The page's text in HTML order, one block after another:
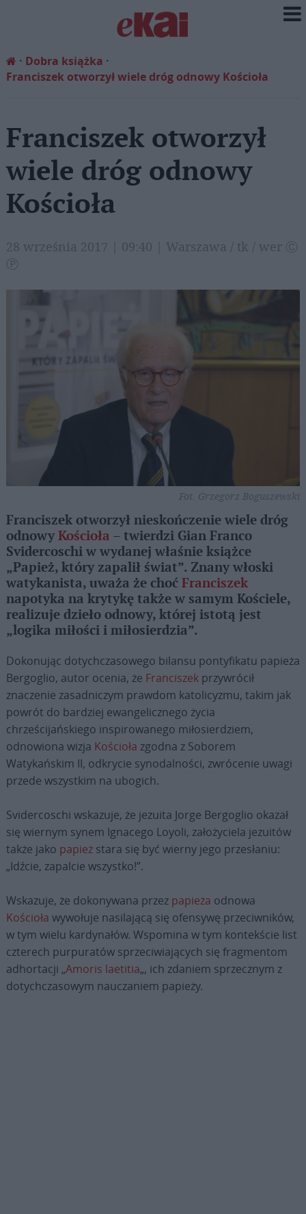
Dobra książka
Franciszek otworzył wiele dróg odnowy Kościoła
Franciszek otworzył
wiele dróg odnowy
Kościoła
28 września 2017 | 09:40 | Warszawa / tk / wer Ⓒ
Ⓟ
Fot. Grzegorz Boguszewski
Franciszek otworzył nieskończenie wiele dróg
odnowy Kościoła – twierdzi Gian Franco
Svidercoschi w wydanej właśnie książce
„Papież, który zapalił świat”. Znany włoski
watykanista, uważa że choć Franciszek
napotyka na krytykę także w samym Kościele,
realizuje dzieło odnowy, której istotą jest
„logika miłości i miłosierdzia”.
Dokonując dotychczasowego bilansu pontyfikatu papieża
Bergoglio, autor ocenia, że Franciszekprzywrócił
znaczenie zasadniczym prawdom katolicyzmu, takim jak
powrót do bardziej ewangelicznego życia
chrześcijańskiego inspirowanego miłosierdziem,
odnowiona wizja Kościoła zgodna z Soborem
Watykańskim II, odkrycie synodalności, zwrócenie uwagi
przede wszystkim na ubogich.
Svidercoschi wskazuje, że jezuita Jorge Bergoglio okazał
się wiernym synem Ignacego Loyoli, założyciela jezuitów
także jako papieżstara się być wierny jego przesłaniu:
„Idźcie, zapalcie wszystko!”.
Wskazuje, że dokonywana przez papieża odnowa
Kościoła wywołuje nasilającą się ofensywę przeciwników,
w tym wielu kardynałów. Wspomina w tym kontekście list
czterech purpuratów sprzeciwiających się fragmentom
adhortacji „Amoris laetitia„, ich zdaniem sprzecznym z
dotychczasowym nauczaniem papieży.